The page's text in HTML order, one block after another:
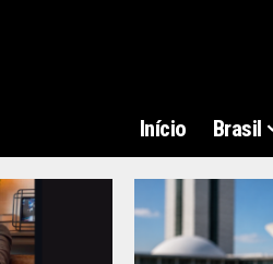
Início Brasil